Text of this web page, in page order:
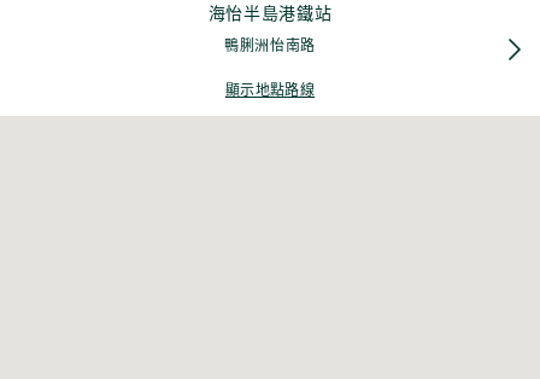
海怡半島港鐵站
鴨脷洲怡南路
顯示地點路線